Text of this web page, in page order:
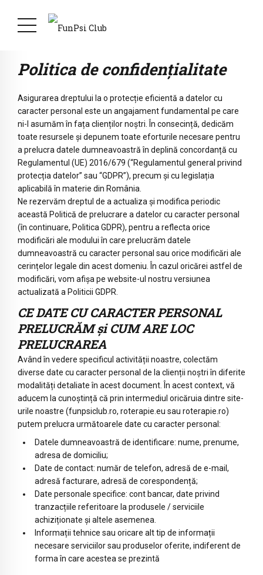
Politica de confidențialitate
Asigurarea dreptului la o protecție eficientă a datelor cu
caracter personal este un angajament fundamental pe care
ni-l asumăm în fața clienților noștri. În consecință, dedicăm
toate resursele și depunem toate eforturile necesare pentru
a prelucra datele dumneavoastră în deplină concordanță cu
Regulamentul (UE) 2016/679 (“Regulamentul general privind
protecția datelor” sau “GDPR”), precum și cu legislația
aplicabilă în materie din România.
Ne rezervăm dreptul de a actualiza și modifica periodic
această Politică de prelucrare a datelor cu caracter personal
(în continuare, Politica GDPR), pentru a reflecta orice
modificări ale modului în care prelucrăm datele
dumneavoastră cu caracter personal sau orice modificări ale
cerințelor legale din acest domeniu. În cazul oricărei astfel de
modificări, vom afișa pe website-ul nostru versiunea
actualizată a Politicii GDPR.
CE DATE CU CARACTER PERSONAL
PRELUCRĂM și CUM ARE LOC
PRELUCRAREA
Având în vedere specificul activității noastre, colectăm
diverse date cu caracter personal de la clienții noștri în diferite
modalități detaliate în acest document. În acest context, vă
aducem la cunoștință că prin intermediul oricăruia dintre site-
urile noastre (funpsiclub.ro, roterapie.eu sau roterapie.ro)
putem prelucra următoarele date cu caracter personal:
Datele dumneavoastră de identificare: nume, prenume,
adresa de domiciliu;
Date de contact: număr de telefon, adresă de e-mail,
adresă facturare, adresă de corespondență;
Date personale specifice: cont bancar, date privind
tranzacțiile referitoare la produsele / serviciile
achiziționate și altele asemenea.
Informații tehnice sau oricare alt tip de informații
necesare serviciilor sau produselor oferite, indiferent de
forma în care acestea se prezintă